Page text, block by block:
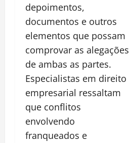
depoimentos,
documentos e outros
elementos que possam
comprovar as alegações
de ambas as partes.
Especialistas em direito
empresarial ressaltam
que conflitos
envolvendo
franqueados e